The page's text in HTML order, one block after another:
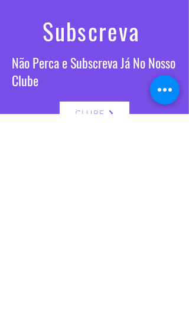
Subscreva
Não Perca e Subscreva Já No Nosso
Clube
CLUBE